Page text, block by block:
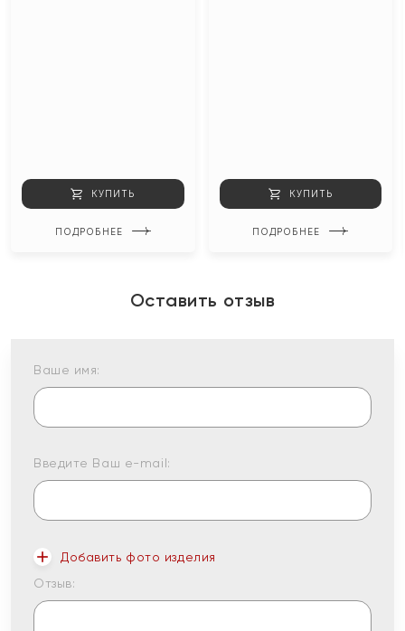
КУПИТЬ
ПОДРОБНЕЕ
КУПИТЬ
ПОДРОБНЕЕ
Оставить отзыв
Ваше имя:
Введите Ваш e-mail:
Добавить фото изделия
Отзыв: